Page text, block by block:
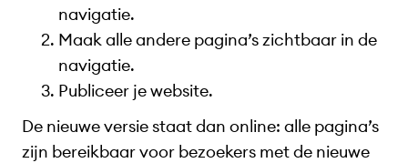
navigatie.
Maak alle andere pagina’s zichtbaar in de
navigatie.
Publiceer je website.
De nieuwe versie staat dan online: alle pagina’s
zijn bereikbaar voor bezoekers met de nieuwe